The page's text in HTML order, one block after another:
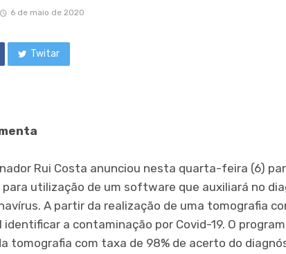
6 de maio de 2020
Twitar
Rui Costa anunciou nesta quarta-feira (6)
para utilização de um software que auxiliará no
A partir da realização de uma tomografia
identificar a contaminação por Covid-19. O
tomografia com taxa de 98% de acerto do